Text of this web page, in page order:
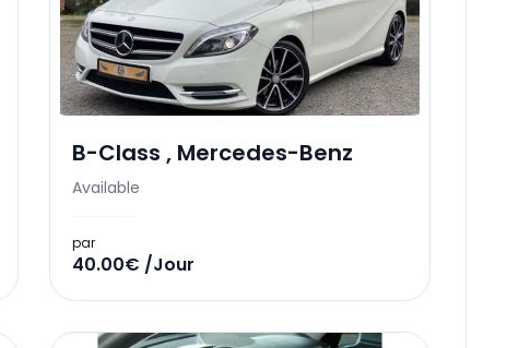
B-Class , Mercedes-Benz
Available
par
40.00€ /Jour